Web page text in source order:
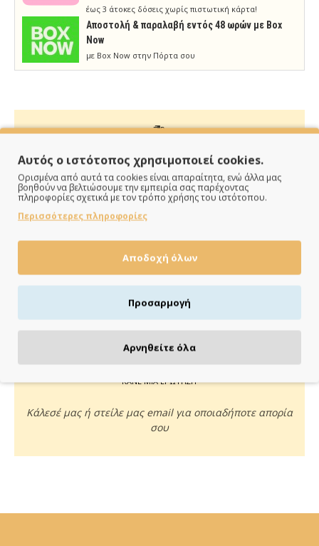
έως 3 άτοκες δόσεις χωρίς πιστωτική κάρτα!
Aποστολή & παραλαβή εντός 48 ωρών με Box
Now
με Box Now στην Πόρτα σου
ΠΑΡΑΔΙΔΟΥΜΕ ΓΡΗΓΟΡΑ
Άμεση αποστολή της παραγγελίας σου σε 1 - 2 εργάσιμες
ημέρες
ΠΛΗΡΩΝΕΙΣ ΟΠΩΣ ΘΕΣ
Πιστωτική/χρεωστική κάρτα, αντικαταβολή ή κατάθεση
ΚΑΝΕ ΜΙΑ ΕΡΩΤΗΣΗ
Κάλεσέ μας ή στείλε μας email για οποιαδήποτε απορία
σου
Αυτός ο ιστότοπος χρησιμοποιεί cookies.
Ορισμένα από αυτά τα cookies είναι απαραίτητα, ενώ άλλα μας
βοηθούν να βελτιώσουμε την εμπειρία σας παρέχοντας
πληροφορίες σχετικά με τον τρόπο χρήσης του ιστότοπου.
Περισσότερες πληροφορίες
Αποδοχή όλων
Προσαρμογή
Αρνηθείτε όλα